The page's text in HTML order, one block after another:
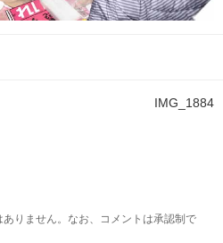
IMG_1884
りません。なお、コメントは承認制で